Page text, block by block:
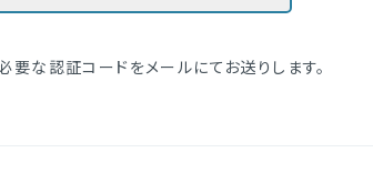
要な認証コードをメールにてお送りします。